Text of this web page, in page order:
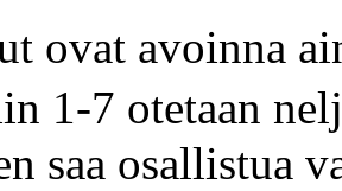
ovat avoinna
1-7 otetaan
saa osallistua